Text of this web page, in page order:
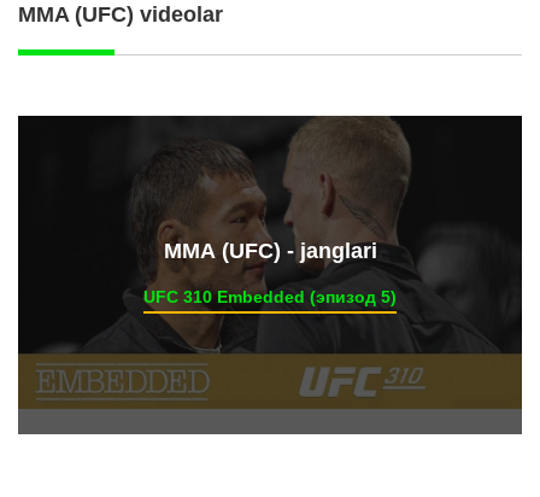
MMA (UFC) videolar
ММА (UFC) - janglari
UFC 310 Embedded (эпизод 5)